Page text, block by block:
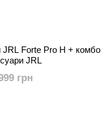
JRL Forte Pro H + комбо
JRL
грн